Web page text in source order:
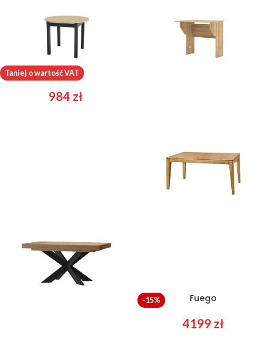
Aurora
984 zł
Taniej o wartość VAT
Fuego
4199 zł
-15%